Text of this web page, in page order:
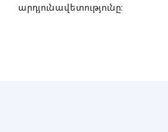
արդյունավետությունը։